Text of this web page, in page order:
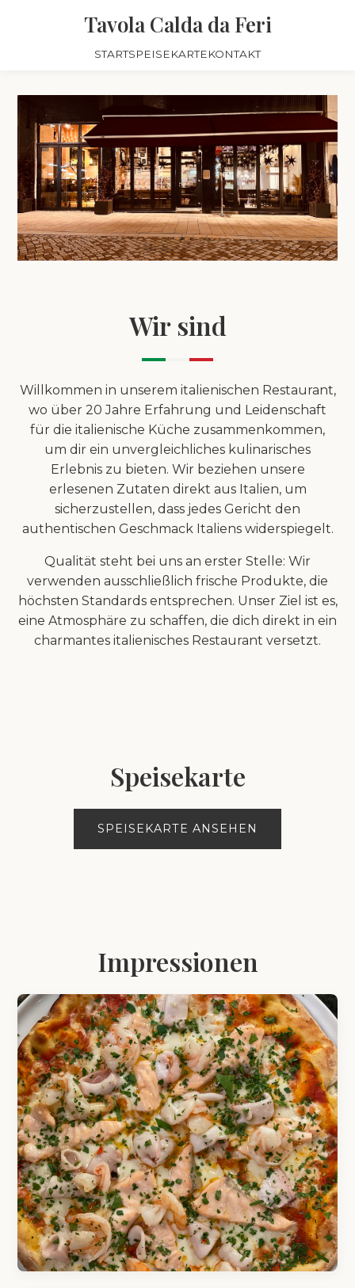
Tavola Calda da Feri
STARTSPEISEKARTEKONTAKT
Wir sind
Willkommen in unserem italienischen Restaurant,
wo über 20 Jahre Erfahrung und Leidenschaft
für die italienische Küche zusammenkommen,
um dir ein unvergleichliches kulinarisches
Erlebnis zu bieten. Wir beziehen unsere
erlesenen Zutaten direkt aus Italien, um
sicherzustellen, dass jedes Gericht den
authentischen Geschmack Italiens widerspiegelt.
Qualität steht bei uns an erster Stelle: Wir
verwenden ausschließlich frische Produkte, die
höchsten Standards entsprechen. Unser Ziel ist es,
eine Atmosphäre zu schaffen, die dich direkt in ein
charmantes italienisches Restaurant versetzt.
Speisekarte
SPEISEKARTE ANSEHEN
Impressionen